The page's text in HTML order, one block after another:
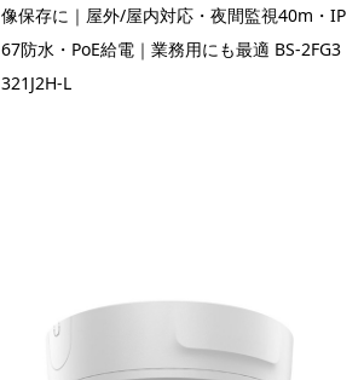
像保存に｜屋外/屋内対応・夜間監視40m・IP
67防水・PoE給電｜業務用にも最適 BS-2FG3
321J2H-L